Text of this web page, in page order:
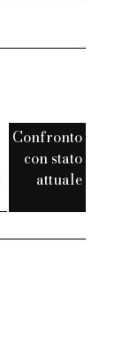
Confronto
con stato
attuale